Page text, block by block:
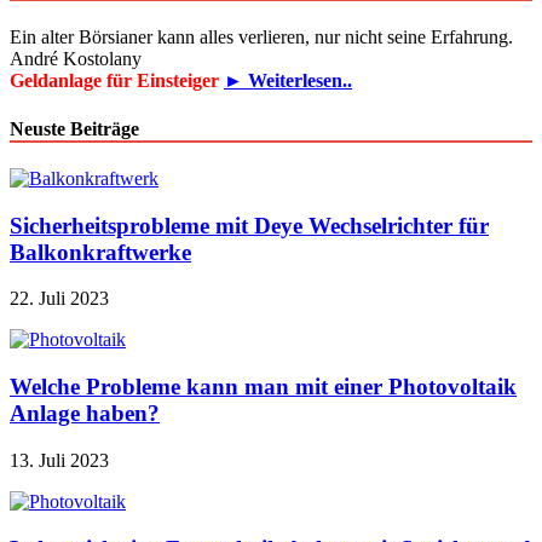
Ein alter Börsianer kann alles verlieren, nur nicht seine Erfahrung.
André Kostolany
Geldanlage für Einsteiger ► Weiterlesen..
Neuste Beiträge
Sicherheitsprobleme mit Deye Wechselrichter für
Balkonkraftwerke
22. Juli 2023
Welche Probleme kann man mit einer Photovoltaik
Anlage haben?
13. Juli 2023